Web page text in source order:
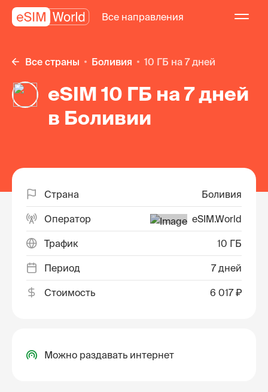
Все направления
Все страны Боливия 10 ГБ на 7 дней
eSIM 10 ГБ на 7 дней
в Боливии
Страна Боливия
Оператор eSIM.World
Трафик 10 ГБ
Период 7 дней
Стоимость 6 017 ₽
Можно раздавать интернет